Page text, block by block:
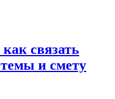
связать
и смету